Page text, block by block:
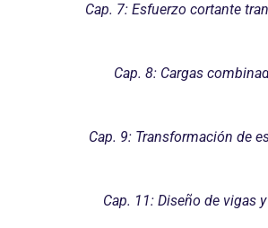
Cap. 7: Esfuerzo cortante
Cap. 8: Cargas
Cap. 9: Transformación de
Cap. 11: Diseño de vigas